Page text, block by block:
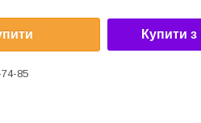
Купити з
85